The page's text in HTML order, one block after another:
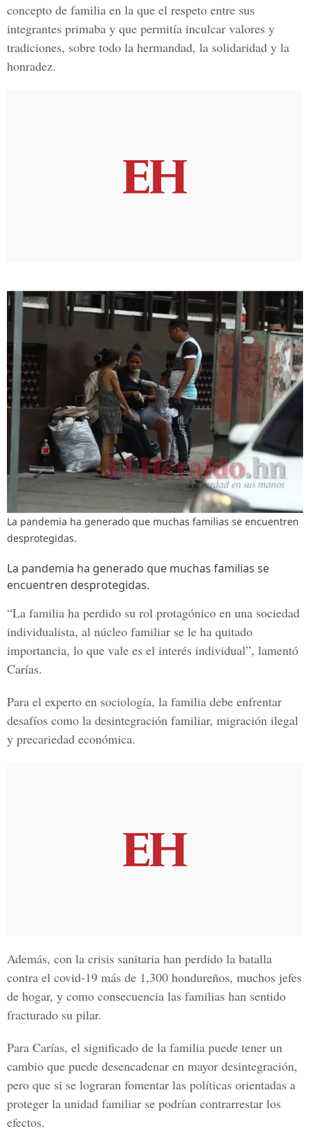
concepto de familia en la que el respeto entre sus
integrantes primaba y que permitía inculcar valores y
tradiciones, sobre todo la hermandad, la solidaridad y la
honradez.
La pandemia ha generado que muchas familias se encuentren
desprotegidas.
La pandemia ha generado que muchas familias se
encuentren desprotegidas.
“La familia ha perdido su rol protagónico en una sociedad
individualista, al núcleo familiar se le ha quitado
importancia, lo que vale es el interés individual”, lamentó
Carías.
Para el experto en sociología, la familia debe enfrentar
desafíos como la desintegración familiar, migración ilegal
y precariedad económica.
Además, con la crisis sanitaria han perdido la batalla
contra el covid-19 más de 1,300 hondureños, muchos jefes
de hogar, y como consecuencia las familias han sentido
fracturado su pilar.
Para Carías, el significado de la familia puede tener un
cambio que puede desencadenar en mayor desintegración,
pero que si se lograran fomentar las políticas orientadas a
proteger la unidad familiar se podrían contrarrestar los
efectos.